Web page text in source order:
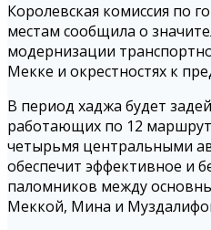
Королевская комиссия по
местам сообщила о
модернизации
Мекке и окрестностях к
В период хаджа будет
работающих по 12
четырьмя центральными
обеспечит эффективное и
паломников между
Меккой, Мина и